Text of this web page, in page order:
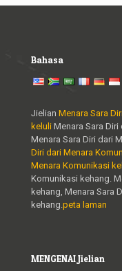
Bahasa
Jielian Menara Sara
keluli Menara Sara Diri
Menara Sara Diri dari
Diri dari Menara
Menara Komunikasi
Komunikasi kehang.
kehang, Menara Sara
kehang. peta laman
MENGENAI Jielian